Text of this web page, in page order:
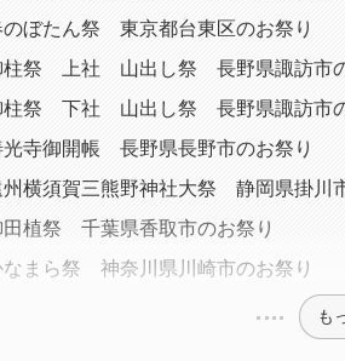
のぼたん祭 東京都台東区のお祭り
柱祭 上社 山出し祭 長野県諏訪市
柱祭 下社 山出し祭 長野県諏訪市
光寺御開帳 長野県長野市のお祭り
州横須賀三熊野神社大祭 静岡県掛川
田植祭 千葉県香取市のお祭り
なまら祭 神奈川県川崎市のお祭り
も